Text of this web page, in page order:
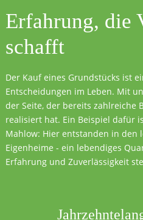
Erfahrung, die
schafft
Der Kauf eines Grundstücks ist
Entscheidungen im Leben. Mit
der Seite, der bereits zahlreiche
realisiert hat. Ein Beispiel dafür
Mahlow: Hier entstanden in den
Eigenheime - ein lebendiges
Erfahrung und Zuverlässigkeit